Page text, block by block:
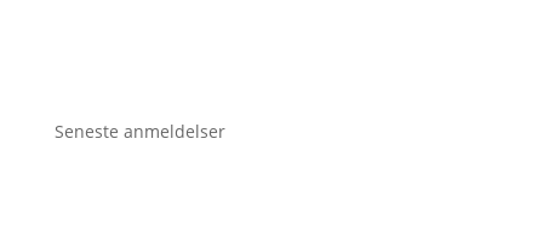
Seneste anmeldelser